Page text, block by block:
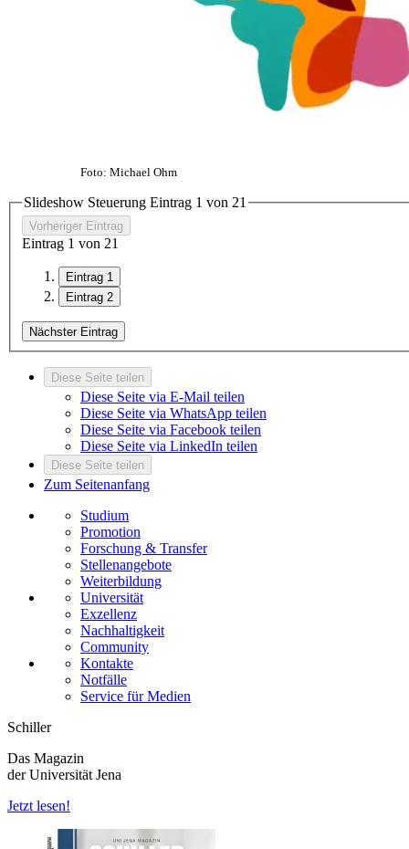
Foto: Michael Ohm
Slideshow Steuerung Eintrag 1 von 21
Vorheriger Eintrag
Eintrag 1 von 21
Eintrag 1
Eintrag 2
Nächster Eintrag
Diese Seite teilen
Diese Seite via E-Mail teilen
Diese Seite via WhatsApp teilen
Diese Seite via Facebook teilen
Diese Seite via LinkedIn teilen
Diese Seite teilen
Zum Seitenanfang
Studium
Promotion
Forschung & Transfer
Stellenangebote
Weiterbildung
Universität
Exzellenz
Nachhaltigkeit
Community
Kontakte
Notfälle
Service für Medien
Schiller
Das Magazin
der Universität Jena
Jetzt lesen!